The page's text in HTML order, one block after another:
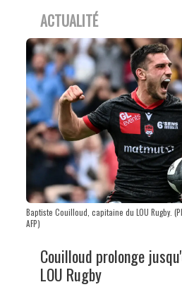
ACTUALITÉ
Baptiste Couilloud, capitaine du LOU Rugby.
AFP)
Couilloud prolonge
LOU Rugby